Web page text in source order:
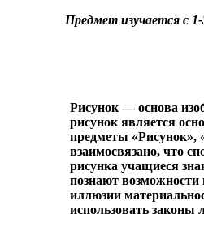
Предмет изучается с 1-
Рисунок — основа
рисунок является
предметы «Рисунок»,
взаимосвязано, что
рисунка учащиеся
познают возможности
иллюзии
использовать законы